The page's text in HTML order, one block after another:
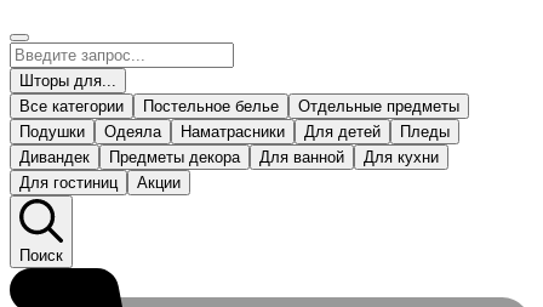
Шторы для...
Все категории
Постельное белье
Отдельные предметы
Подушки
Одеяла Наматрасники Для детей
Пледы
Дивандек
Предметы декора Для ванной
Для кухни
Для гостиниц
Акции
Поиск